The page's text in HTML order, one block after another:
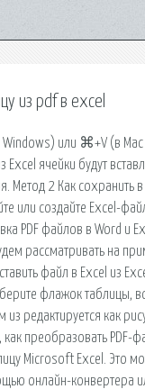
из pdf в excel
или ⌘+V (в Mac
Excel ячейки будут
Метод 2 Как сохранить в
или создайте Excel-
PDF файлов в Word и
рассматривать на
файл в Excel из
флажок таблицы,
из редактируется как
как преобразовать PDF-
Microsoft Excel. Это
онлайн-конвертера